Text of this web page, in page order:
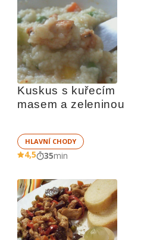
Kuskus s kuřecím
masem a zeleninou
HLAVNÍ CHODY
4,5 35min